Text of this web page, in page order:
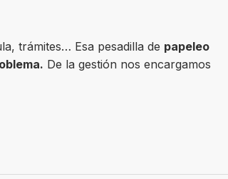
trámites… Esa pesadilla de papeleo
De la gestión nos encargamos